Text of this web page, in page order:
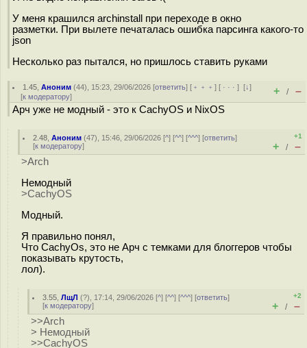
У меня крашился archinstall при переходе в окно
разметки. При вылете печаталась ошибка парсинга какого-то
json
Несколько раз пытался, но пришлось ставить руками
1.45 ,Аноним (44), 15:23, 29/06/2026 [ответить] [ ﹢﹢﹢] [ · · ·][↓]
[к модератору] + / –
Арч уже не модный - это к CachyOS и NixOS
2.48 ,Аноним (47), 15:46, 29/06/2026 [^] [^^] [^^^] [ответить]
[к модератору]
+1
+ / –
>Arch
Немодный
>CachyOS
Модный.
Я правильно понял,
Что CachyOs, это не Арч с темками для блоггеров чтобы
показывать крутость,
лол).
3.55 ,ЛщЛ (?), 17:14, 29/06/2026 [^] [^^] [^^^] [ответить]
[к модератору]
+2
+ / –
>>Arch
> Немодный
>>CachyOS